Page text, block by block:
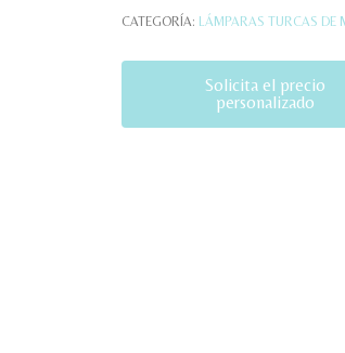
CATEGORÍA: LÁMPARAS TURCAS DE
Solicita el precio
personalizado